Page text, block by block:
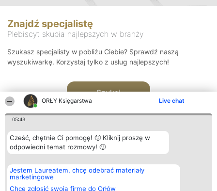
ORŁY Księgarstwa Live chat
05:43
Cześć, chętnie Ci pomogę! 🙂 Kliknij proszę w
odpowiedni temat rozmowy! 🙂
Jestem Laureatem, chcę odebrać materiały
marketingowe
Chcę zgłosić swoją firmę do Orłów
Znajdź specjalistę
Plebiscyt skupia najlepszych w branży
Szukasz specjalisty w pobliżu Ciebie? Sprawdź naszą
wyszukiwarkę. Korzystaj tylko z usług najlepszych!
Szukaj
Organizator plebiscytu
Bright Side Solutions sp. z o.
o. sp. k.
ul. Ruska 22
Plebiscyt
Laureaci
wszystkich
Kontakt
Kontakt